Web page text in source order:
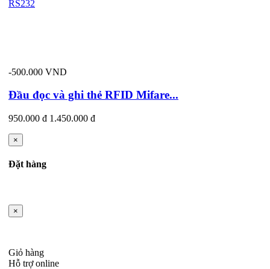
-500.000 VND
Đầu đọc và ghi thẻ RFID Mifare...
950.000 đ 1.450.000 đ
×
Đặt hàng
×
Giỏ hàng
Hỗ trợ online